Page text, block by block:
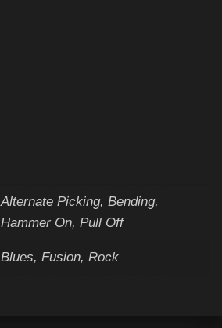
Alternate Picking, Bending,
Hammer On, Pull Off
Blues, Fusion, Rock